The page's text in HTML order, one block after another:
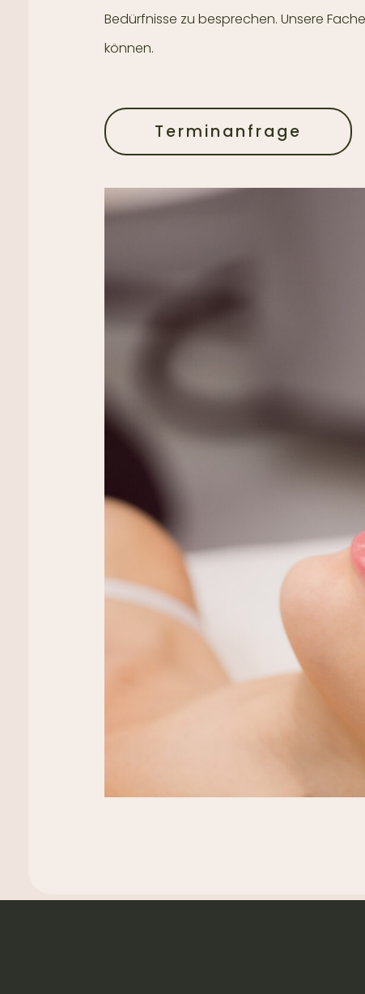
Bedürfnisse zu besprechen. Unsere
können.
Terminanfrage